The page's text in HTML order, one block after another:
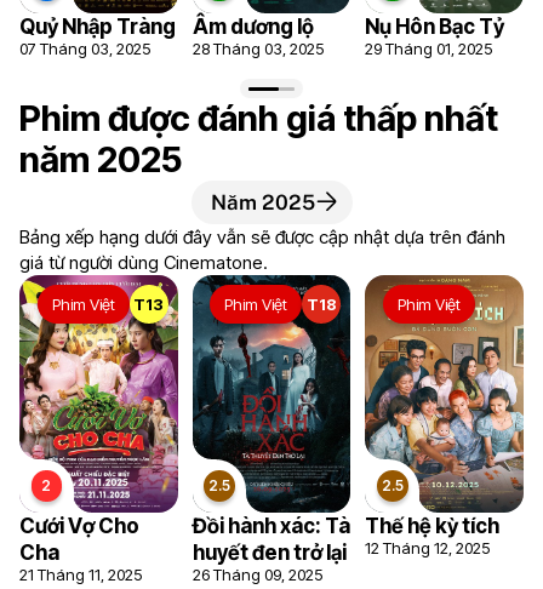
6.5
Quỷ Nhập Tràng
07 Tháng 03, 2025
5.8
Âm dương lộ
28 Tháng 03, 2025
5.4
Nụ Hôn Bạc Tỷ
29 Tháng 01, 2025
Phim được đánh giá thấp nhất
năm 2025
Năm 2025
Bảng xếp hạng dưới đây vẫn sẽ được cập nhật dựa trên đánh
giá từ người dùng Cinematone.
Phim Việt T13
Cưới Vợ Cho
Cha
21 Tháng 11, 2025
Phim Việt T18
Đồi hành xác: Tà
huyết đen trở lại
26 Tháng 09, 2025
Phim Việt
Thế hệ kỳ tích
12 Tháng 12, 2025